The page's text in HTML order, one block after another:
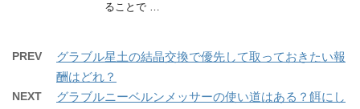
ることで …
PREV
グラブル星土の結晶交換で優先して取っておきたい報
酬はどれ？
NEXT
グラブルニーベルンメッサーの使い道はある？餌にし